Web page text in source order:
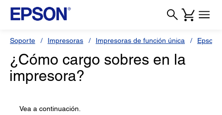
Soporte Impresoras Impresoras de función única Epson
¿Cómo cargo sobres en la
impresora?
Vea a continuación.